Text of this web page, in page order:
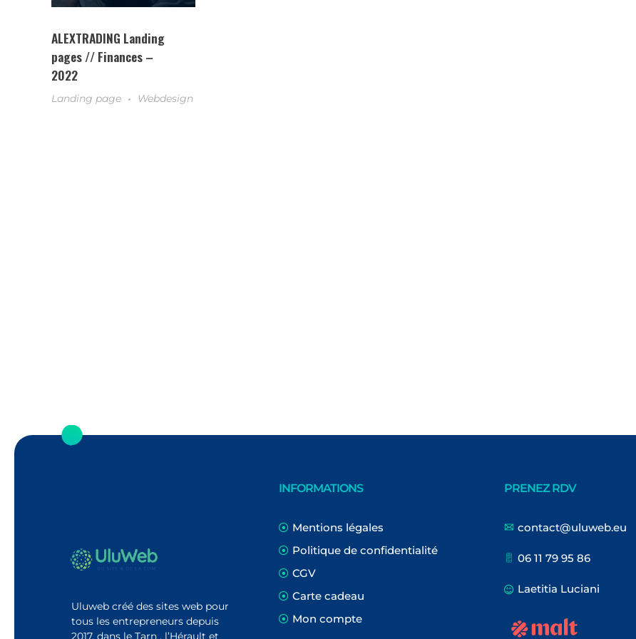
ALEXTRADING Landing
pages // Finances –
2022
Landing page Webdesign
Uluweb créé des sites web pour
tous les entrepreneurs depuis
2017, dans le Tarn , l’Hérault et
INFORMATIONS
Mentions légales
Politique de confidentialité
CGV
Carte cadeau
Mon compte
PRENEZ RDV
contact@uluweb.eu
06 11 79 95 86
Laetitia Luciani